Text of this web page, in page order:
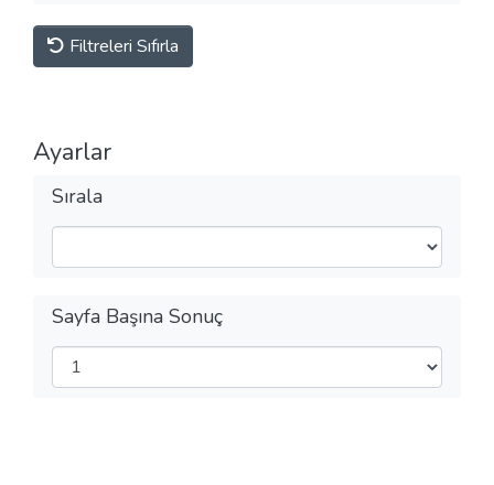
Filtreleri Sıfırla
Ayarlar
Sırala
Sayfa Başına Sonuç